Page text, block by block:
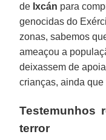
de Ixcán para
genocidas do
zonas, sabemos
ameaçou a
deixassem de
crianças, ainda que
Testemunhos
terror